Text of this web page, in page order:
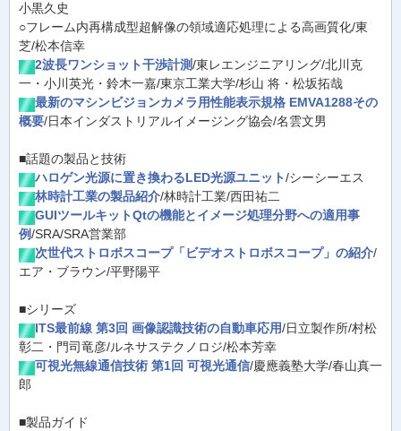
小黒久史
○フレーム内再構成型超解像の領域適応処理による高画質化/東
芝/松本信幸
2波長ワンショット干渉計測/東レエンジニアリング/北川克
一・小川英光・鈴木一嘉/東京工業大学/杉山 将・松坂拓哉
最新のマシンビジョンカメラ用性能表示規格 EMVA1288その
概要/日本インダストリアルイメージング協会/名雲文男
■話題の製品と技術
ハロゲン光源に置き換わるLED光源ユニット/シーシーエス
林時計工業の製品紹介/林時計工業/西田祐二
GUIツールキットQtの機能とイメージ処理分野への適用事
例/SRA/SRA営業部
次世代ストロボスコープ「ビデオストロボスコープ」の紹介/
エア・ブラウン/平野陽平
■シリーズ
ITS最前線 第3回 画像認識技術の自動車応用/日立製作所/村松
彰二・門司竜彦/ルネサステクノロジ/松本芳幸
可視光無線通信技術 第1回 可視光通信/慶應義塾大学/春山真一
郎
■製品ガイド